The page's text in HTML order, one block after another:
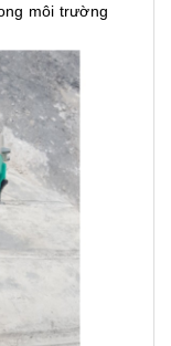
môi trường